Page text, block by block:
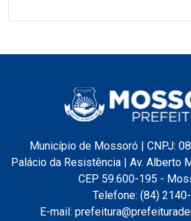
Município de Mossoró | CNPJ:
Palácio da Resistência | Av. Alberto
CEP 59.600-195 -
Telefone: (84)
E-mail: